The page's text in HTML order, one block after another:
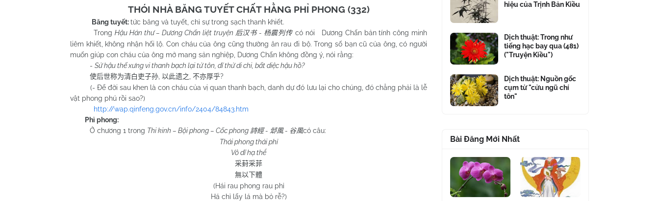
THÓI NHÀ BĂNG TUYẾT CHẤT HẰNG PHỈ PHONG (332)
Băng tuyết:tức băng và tuyết, chỉ sự trong sạch thanh khiết.
Trong Hậu Hán thư – Dương Chấn liệt truyện 后汉书- 杨震列传có nói Dương Chấn bản tính công minh
liêm khiết, không nhận hối lộ. Con cháu của ông cũng thường ăn rau đi bộ. Trong số bạn cũ của ông, có người
muốn giúp con cháu của ông mở mang sản nghiệp, Dương Chấn không đồng ý, nói rằng:
- Sử hậu thế xưng vi thanh bạch lại tử tôn, dĩ thử di chi, bất diệc hậu hồ?
使后世称为清白吏子孙 以此遗之 不亦厚乎?
(- Để đời sau khen là con cháu của vị quan thanh bạch, danh dự đó lưu lại cho chúng, đó chẳng phải là lễ
vật phong phú rồi sao?)
http://wap.qinfeng.gov.cn/info/2404/84843.htm
Phỉ phong:
Ở chương 1 trong Thi kinh – Bội phong – Cốc phong 詩經- 邶風- 谷風có câu:
Thái phong thái phỉ
Vô dĩ hạ thể
采葑采菲
無以下體
(Hái rau phong rau phỉ
Há chỉ lấy lá mà bỏ rễ?)
hiệu của Trịnh Bản Kiều
Dịch thuật: Trong như
tiếng hạc bay qua (481)
("Truyện Kiều")
Dịch thuật: Nguồn gốc
cụm từ "cửu ngũ chí
tôn"
Bài Đăng Mới Nhất